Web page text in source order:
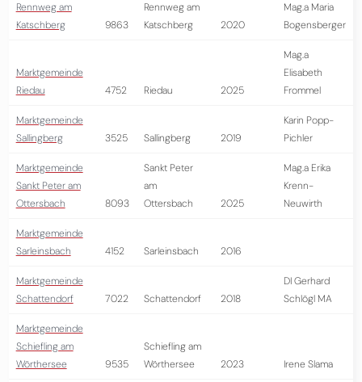
Rennweg am
Katschberg
9863
Rennweg am
Katschberg
2020
Mag.a Maria
Bogensberger
Marktgemeinde
Riedau
4752 Riedau 2025
Mag.a
Elisabeth
Frommel
Marktgemeinde
Sallingberg
3525 Sallingberg 2019
Karin Popp-
Pichler
Marktgemeinde
Sankt Peter am
Ottersbach
8093
Sankt Peter
am
Ottersbach
2025
Mag.a Erika
Krenn-
Neuwirth
Marktgemeinde
Sarleinsbach
4152 Sarleinsbach 2016
Marktgemeinde
Schattendorf
7022 Schattendorf 2018
DI Gerhard
Schlögl MA
Marktgemeinde
Schiefling am
Wörthersee
9535
Schiefling am
Wörthersee
2023 Irene Slama